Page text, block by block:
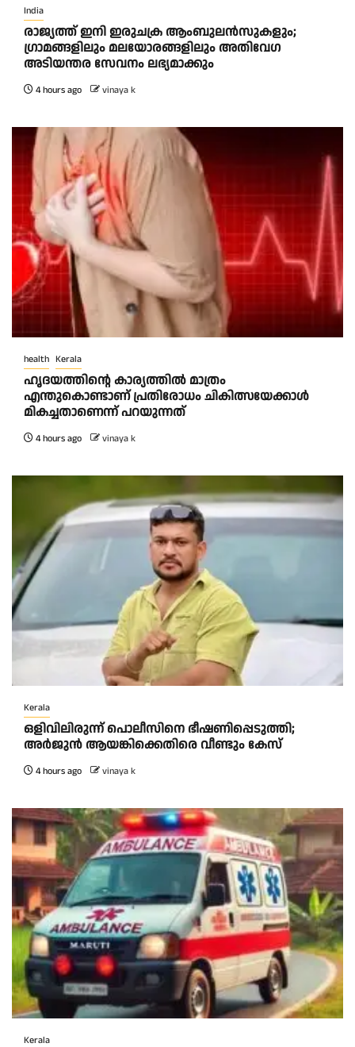
India
രാജ്യത്ത് ഇനി ഇരുചക്ര ആംബുലന്‍സുകളും;
ഗ്രാമങ്ങളിലും മലയോരങ്ങളിലും അതിവേഗ
അടിയന്തര സേവനം ലഭ്യമാക്കും
4 hours ago vinaya k
health Kerala
ഹൃദയത്തിന്റെ കാര്യത്തിൽ മാത്രം
എന്തുകൊണ്ടാണ് പ്രതിരോധം ചികിത്സയേക്കാൾ
മികച്ചതാണെന്ന് പറയുന്നത്
4 hours ago vinaya k
Kerala
ഒളിവിലിരുന്ന് പൊലീസിനെ ഭീഷണിപ്പെടുത്തി;
അർജുൻ ആയങ്കിക്കെതിരെ വീണ്ടും കേസ്
4 hours ago vinaya k
Kerala